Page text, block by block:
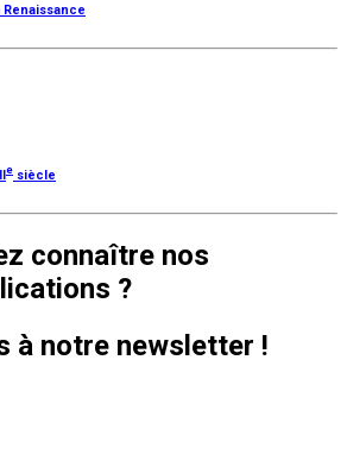
e siècle
connaître nos
?
à notre newsletter !